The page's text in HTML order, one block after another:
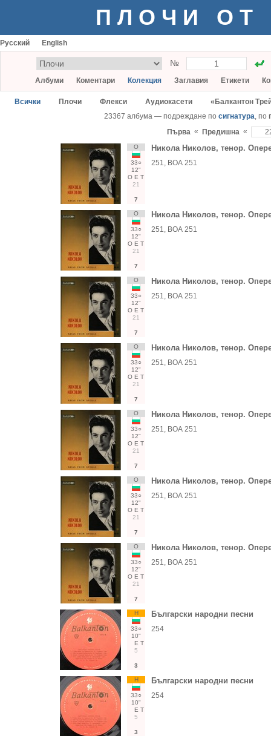
ПЛОЧИ ОТ
Русский English
№
Албуми Коментари Колекция Заглавия Етикети
Всички Плочи Флекси Аудиокасети
«Балкантон
23367 албума — подреждане по сигнатура, по
Първа « Предишна «
О
33○
12"
О Е Т
21
7
Никола Николов, тенор.
251, ВОА 251
О
33○
12"
О Е Т
21
7
Никола Николов, тенор.
251, ВОА 251
О
33○
12"
О Е Т
21
7
Никола Николов, тенор.
251, ВОА 251
О
33○
12"
О Е Т
21
7
Никола Николов, тенор.
251, ВОА 251
О
33○
12"
О Е Т
21
7
Никола Николов, тенор.
251, ВОА 251
О
33○
12"
О Е Т
21
7
Никола Николов, тенор.
251, ВОА 251
О
33○
12"
О Е Т
21
7
Никола Николов, тенор.
251, ВОА 251
Н
33○
10"
Е Т
5
3
Български народни песни
254
Н
33○
10"
Е Т
5
3
Български народни песни
254